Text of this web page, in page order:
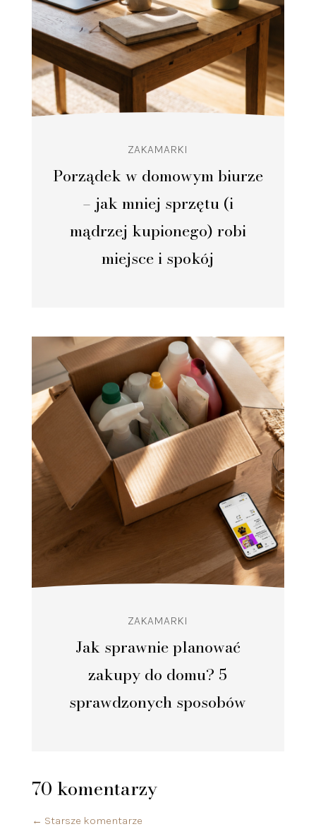
Porządek w domowym biurze
– jak mniej sprzętu (i
mądrzej kupionego) robi
miejsce i spokój
ZAKAMARKI
Jak sprawnie planować
zakupy do domu? 5
sprawdzonych sposobów
ZAKAMARKI
70 komentarzy
← Starsze komentarze